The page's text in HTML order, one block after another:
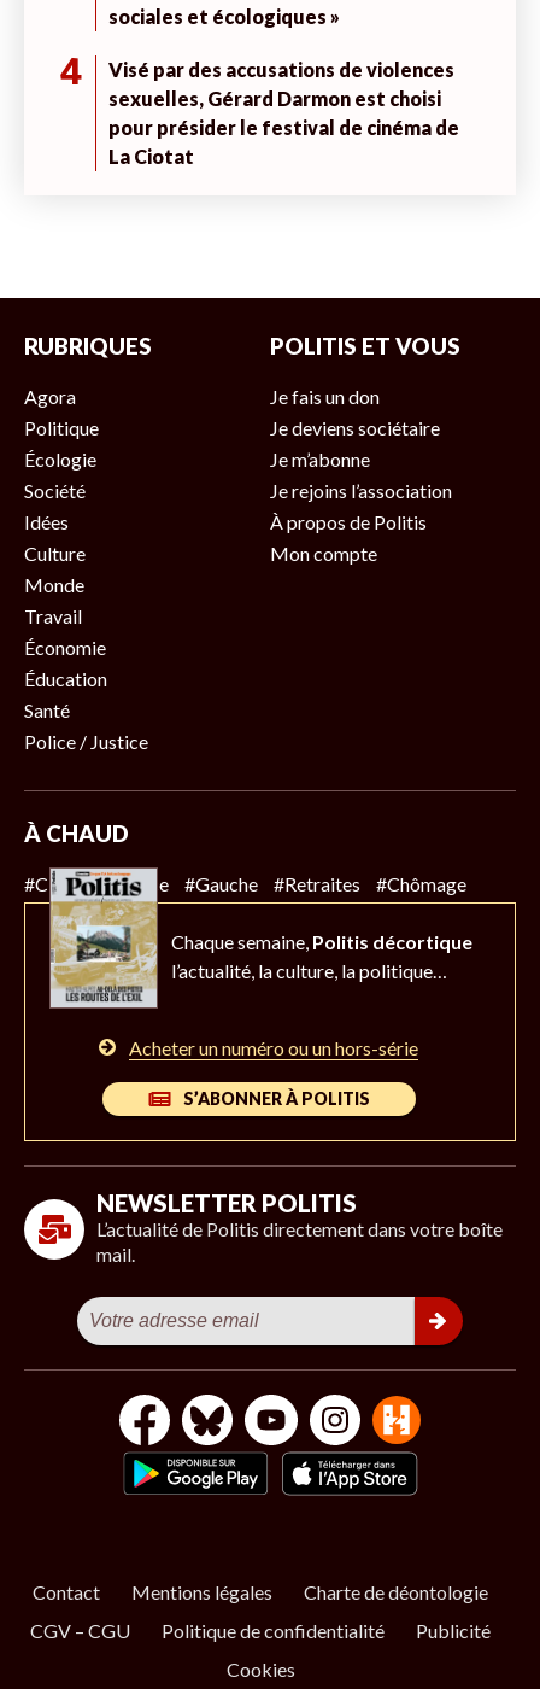
sociales et écologiques »
4
Visé par des accusations de violences
sexuelles, Gérard Darmon est choisi
pour présider le festival de cinéma de
La Ciotat
RUBRIQUES
Agora
Politique
Écologie
Société
Idées
Culture
Monde
Travail
Économie
Éducation
Santé
Police / Justice
POLITIS ET VOUS
Je fais un don
Je deviens sociétaire
Je m’abonne
Je rejoins l’association
À propos de Politis
Mon compte
À CHAUD
#Climat #Police #Gauche #Retraites #Chômage
Chaque semaine, Politis décortique
l’actualité, la culture, la politique…
Acheter un numéro ou un hors-série
S’ABONNER À POLITIS
NEWSLETTER POLITIS
L’actualité de Politis directement dans votre boîte
mail.
Contact Mentions légales
Charte de déontologie
CGV – CGU
Politique de confidentialité
Publicité
Cookies